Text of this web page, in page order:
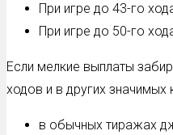
При игре до 43-го
При игре до 50-го
Если мелкие выплаты
ходов и в других
в обычных тиражах